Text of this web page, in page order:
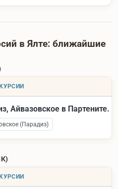
в Ялте: ближайшие
Айвазовское в Партените.
(Парадиз)